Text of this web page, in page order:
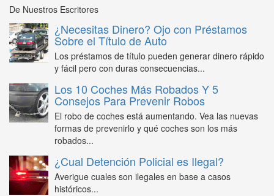
De Nuestros Escritores
¿Necesitas Dinero? Ojo con Préstamos
Sobre el Título de Auto
Los préstamos de título pueden generar dinero rápido
y fácil pero con duras consecuencias...
Los 10 Coches Más Robados Y 5
Consejos Para Prevenir Robos
El robo de coches está aumentando. Vea las nuevas
formas de prevenirlo y qué coches son los más
robados...
¿Cual Detención Policial es Ilegal?
Averigue cuales son ilegales en base a casos
históricos...